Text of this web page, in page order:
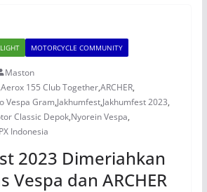
MOTORCYCLE COMMUNITY
Maston
Aerox 155 Club Together,ARCHER,
Vespa Gram,Jakhumfest,Jakhumfest 2023,
Classic Depok,Nyorein Vespa,
Indonesia
2023 Dimeriahkan
Vespa dan ARCHER